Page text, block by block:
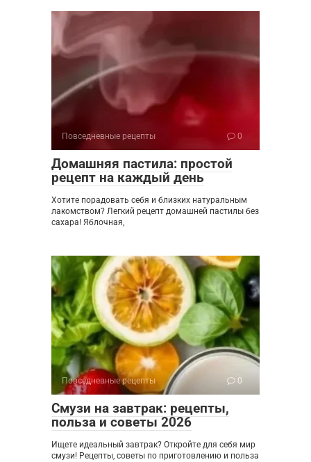
Повседневные рецепты 0
Домашняя пастила: простой
рецепт на каждый день
Хотите порадовать себя и близких натуральным
лакомством? Легкий рецепт домашней пастилы без
сахара! Яблочная,
Повседневные рецепты 0
Смузи на завтрак: рецепты,
польза и советы 2026
Ищете идеальный завтрак? Откройте для себя мир
смузи! Рецепты, советы по приготовлению и польза